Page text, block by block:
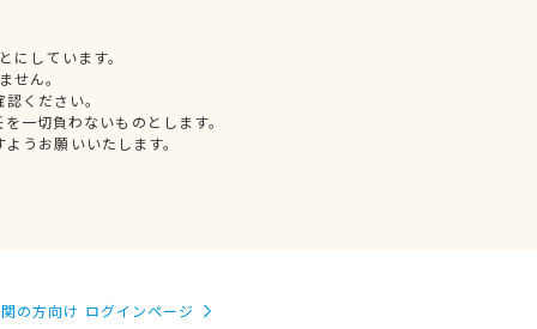
しています。
せん。
ください。
一切負わないものとします。
うお願いいたします。
の方向け ログインページ